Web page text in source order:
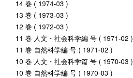
14 巻 ( 1974-03 )
13 巻 ( 1973-03 )
12 巻 ( 1972-03 )
11 巻 人文・社会科学編 号 ( 1971-02 )
11 巻 自然科学編 号 ( 1971-02 )
10 巻 人文・社会科学篇 号 ( 1970-03 )
10 巻 自然科学編 号 ( 1970-03 )